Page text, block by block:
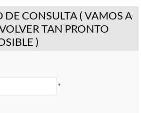
DE CONSULTA ( VAMOS A
TAN PRONTO
)
*